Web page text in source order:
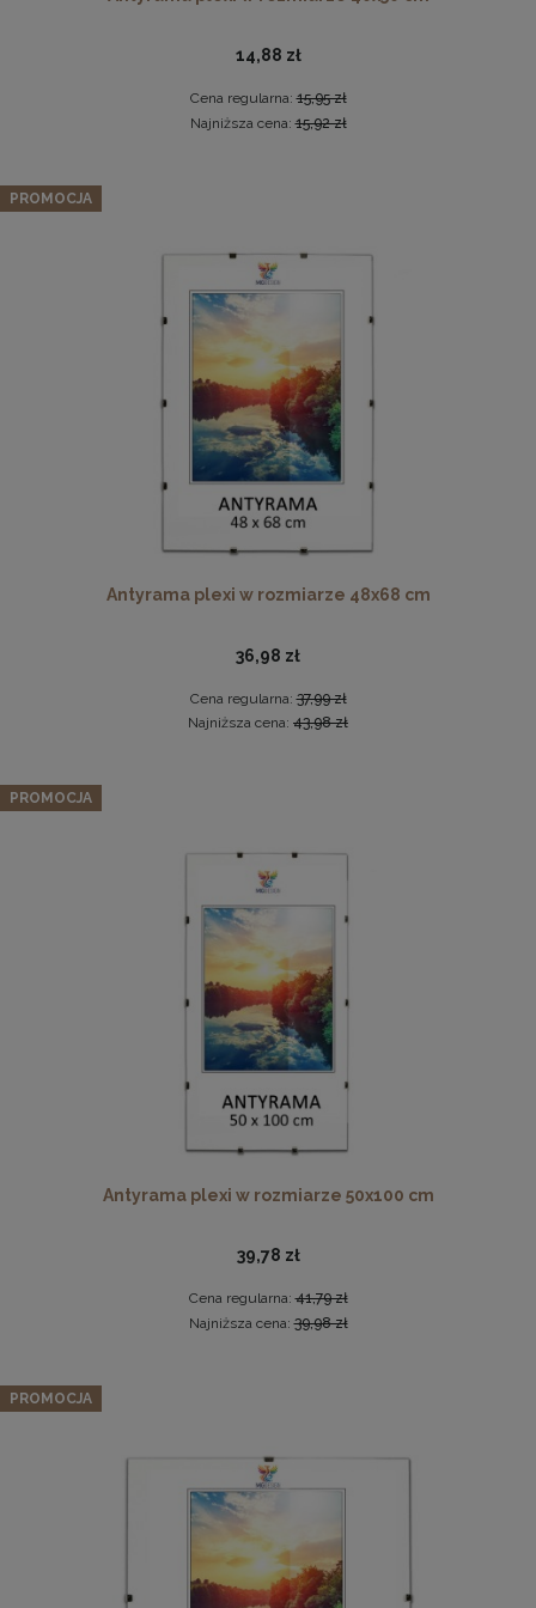
10,19 zł
DO KOSZYKA
DO KOSZYKA
Komplet 3szt. stalowych zawieszek do ramek, obrazów i
luster w złotym kolorze-30x48mm
Zestaw 10 szt. antyram w rozmiarze 13 x 18 cm
19,94 zł
Cena regularna:20,99 zł
Najniższa cena:
DO KOSZYKA
Zestaw 5 szt. ramek na zdjęcia 28 x 35 cm czarnych, z
182,39 zł
Cena regularna:
Najniższa cena:
191,99 zł
DO KOSZYKA
pomarańczowych, z naturalnego drewna
148,19 zł
Cena regularna:
Najniższa cena:
DO KOSZYKA
14,88 zł
Cena regularna:15,95 zł
Najniższa cena:15,92 zł
Antyrama plexi w rozmiarze 48x68 cm
36,98 zł
Cena regularna:37,99 zł
Najniższa cena: 43,98 zł
PROMOCJA
Antyrama plexi w rozmiarze 50x100 cm
39,78 zł
Cena regularna:41,79 zł
Najniższa cena:39,98 zł
PROMOCJA
PROMOCJA